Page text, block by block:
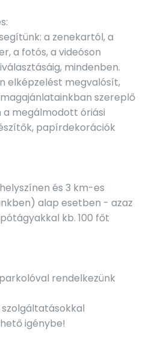
a zenekartól, a
a fotós, a videóson
mindenben.
elképzelést megvalósít,
szereplő
a megálmodott óriási
papírdekorációk
és 3 km-es
alap esetben - azaz
kb. 100 főt
rendelkezünk
igénybe!